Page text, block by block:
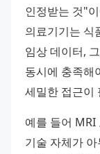
인정받는 것"
의료기기는 식
임상 데이터,
동시에 충족해
세밀한 접근이
예를 들어 MRI
기술 자체가